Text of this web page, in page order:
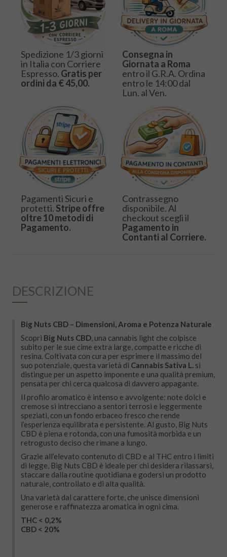
Spedizione 1/3 giorni
in Italia con Corriere
Espresso. Gratis per
ordini da € 45,00.
Consegna in
Giornata a Roma
entro il G.R.A. Ordina
entro le 14:00 dal
Lun. al Ven.
Pagamenti Sicuri e
protetti. Stripe offre
oltre 10 metodi di
Pagamento.
Contrassegno
disponibile. Al
checkout scegli il
Pagamento in
Contanti al Corriere.
DESCRIZIONE
Big Nuts CBD – Dimensioni, Aroma e Potenza Naturale
Scopri Big Nuts CBD, una cannabis light che colpisce
subito per le sue cime extra large, compatte e ricche di
resina. Coltivata con cura per esprimere il massimo del
suo potenziale, questa varietà di Cannabis Sativa L. si
distingue per un aspetto imponente e una qualità premium,
pensata per chi cerca qualcosa di davvero appagante.
Il profilo aromatico è intenso e avvolgente: note dolci e
cremose si intrecciano a sentori terrosi e leggermente
speziati, con un fondo erbaceo fresco che rende
l’esperienza equilibrata e persistente. Al gusto, Big Nuts
CBD è piena e rotonda, con una fumosità morbida e un
retrogusto deciso che rimane a lungo.
Grazie all’elevato contenuto di CBD e al THC entro i limiti
di legge, Big Nuts CBD è ideale per chi desidera rilassarsi,
staccare dalla routine quotidiana e godersi un prodotto
naturale, controllato e di alta qualità.
Una varietà dal carattere forte, che unisce dimensioni
generose e raffinatezza aromatica in ogni cima.
THC < 0,2%
CBD < 20%